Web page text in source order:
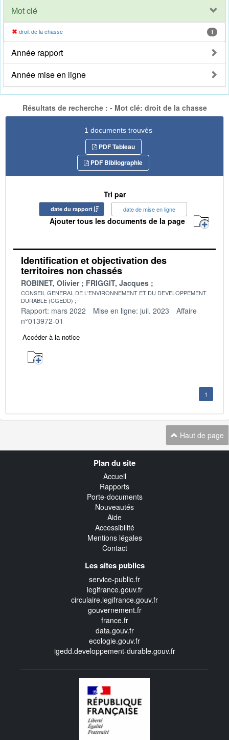
Mot clé
droit de la chasse 1
Année rapport
Année mise en ligne
Résultats de recherche : - Mot clé: droit de la chasse
1 documents trouvés
PDF Tableau
PDF Bibliographie
Tri par
date du rapport date de mise en ligne
Ajouter tous les documents de la page
Identification et objectivation des
territoires non chassés
ROBINET, Olivier FRIGGIT, Jacques
CONSEIL GENERAL DE L'ENVIRONNEMENT ET DU DEVELOPPEMENT
DURABLE (CGEDD)
Rapport: mars 2022 Mise en ligne: juil. 2023
Affaire
n°013972-01
Accéder à la notice
1
Haut de page
Plan du site
Accueil
Rapports
Porte-documents
Nouveautés
Aide
Accessibilité
Mentions légales
Contact
Les sites publics
service-public.fr
legifrance.gouv.fr
circulaire.legifrance.gouv.fr
gouvernement.fr
france.fr
data.gouv.fr
ecologie.gouv.fr
igedd.developpement-durable.gouv.fr